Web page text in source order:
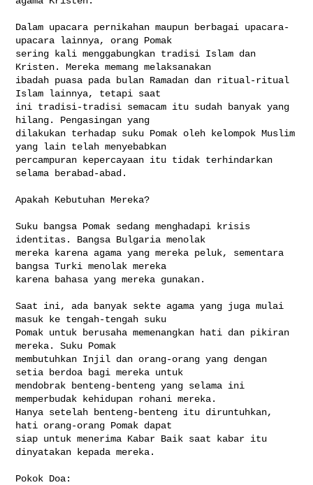
Dalam upacara pernikahan maupun berbagai upacara-
upacara lainnya, orang Pomak
sering kali menggabungkan tradisi Islam dan
Kristen. Mereka memang melaksanakan
ibadah puasa pada bulan Ramadan dan ritual-ritual
Islam lainnya, tetapi saat
ini tradisi-tradisi semacam itu sudah banyak yang
hilang. Pengasingan yang
dilakukan terhadap suku Pomak oleh kelompok Muslim
yang lain telah menyebabkan
percampuran kepercayaan itu tidak terhindarkan
selama berabad-abad.
Apakah Kebutuhan Mereka?
Suku bangsa Pomak sedang menghadapi krisis
identitas. Bangsa Bulgaria menolak
mereka karena agama yang mereka peluk, sementara
bangsa Turki menolak mereka
karena bahasa yang mereka gunakan.
Saat ini, ada banyak sekte agama yang juga mulai
masuk ke tengah-tengah suku
Pomak untuk berusaha memenangkan hati dan pikiran
mereka. Suku Pomak
membutuhkan Injil dan orang-orang yang dengan
setia berdoa bagi mereka untuk
mendobrak benteng-benteng yang selama ini
memperbudak kehidupan rohani mereka.
Hanya setelah benteng-benteng itu diruntuhkan,
hati orang-orang Pomak dapat
siap untuk menerima Kabar Baik saat kabar itu
dinyatakan kepada mereka.
Pokok Doa: